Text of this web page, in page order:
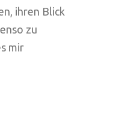
ihren Blick
zu
mir